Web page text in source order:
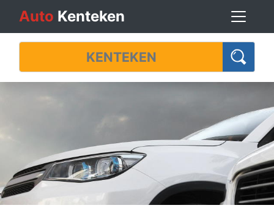
Auto Kenteken